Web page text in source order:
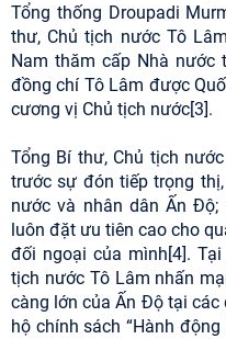
Tổng thống Droupadi
thư, Chủ tịch nước Tô
Nam thăm cấp Nhà
đồng chí Tô Lâm được
cương vị Chủ tịch nước[3].
Tổng Bí thư, Chủ tịch
trước sự đón tiếp trọng
nước và nhân dân Ấn
luôn đặt ưu tiên cao cho
đối ngoại của mình[4].
tịch nước Tô Lâm nhấn
càng lớn của Ấn Độ tại các
hộ chính sách “Hành